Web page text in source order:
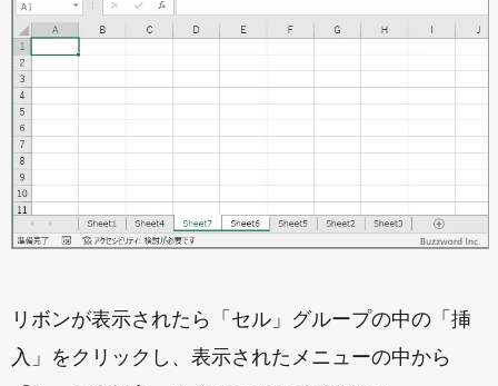
リボンが表示されたら「セル」グループの中の「挿
入」をクリックし、表示されたメニューの中から